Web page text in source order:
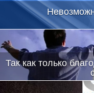
Так как только